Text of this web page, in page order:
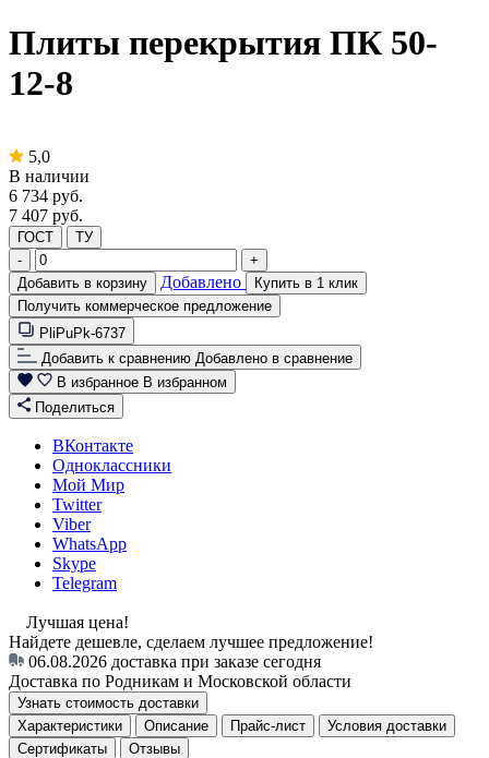
Плиты перекрытия ПК 50-
12-8
5,0
В наличии
6 734 руб.
7 407 руб.
ГОСТ
ТУ
-
+
Добавить в корзину
Добавлено
Купить в 1 клик
Получить коммерческое предложение
PliPuPk-6737
Добавить к сравнению Добавлено в сравнение
В избранное В избранном
Поделиться
ВКонтакте
Одноклассники
Мой Мир
Twitter
Viber
WhatsApp
Skype
Telegram
Лучшая цена!
Найдете дешевле, сделаем лучшее предложение!
06.08.2026 доставка при заказе сегодня
Доставка по Родникам и Московской области
Узнать стоимость доставки
Характеристики
Описание Прайс-лист
Условия доставки
Сертификаты
Отзывы